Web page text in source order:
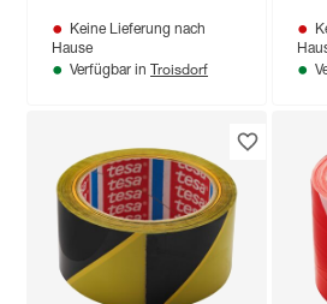
Keine Lieferung nach
Hause
Verfügbar in Troisdorf